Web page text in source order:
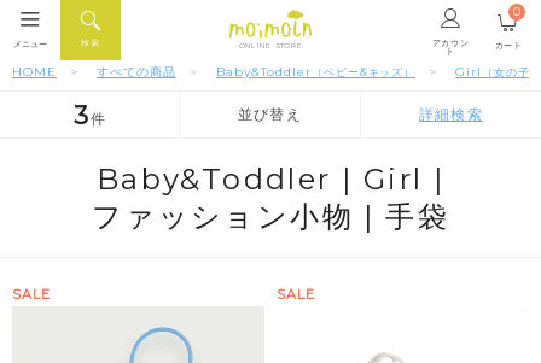
ONLINE STORE アカウン
ト
検索
メニュー カート
0
HOME すべての商品 Baby&Toddler （ベビー&キッズ） Girl （女の子）
並び替え
価格が安い順
3件 詳細検索
Baby&Toddler | Girl |
ファッション小物 |手袋
SALE SALE